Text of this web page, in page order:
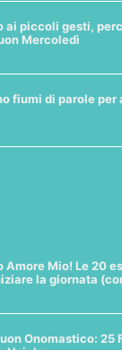
ai piccoli gesti,
Mercoledì
fiumi di parole per
Amore Mio! Le 20
la giornata
Onomastico: 25